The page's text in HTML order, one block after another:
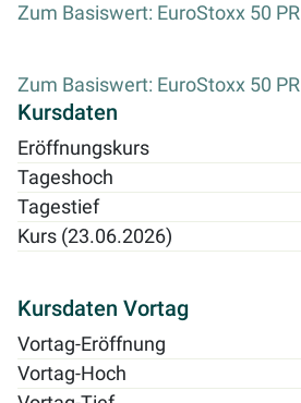
Zum Basiswert: EuroStoxx 50 PR
Zum Basiswert: EuroStoxx 50 PR
Kursdaten
Eröffnungskurs
Tageshoch
Tagestief
Kurs (23.06.2026)
Kursdaten Vortag
Vortag-Eröffnung
Vortag-Hoch